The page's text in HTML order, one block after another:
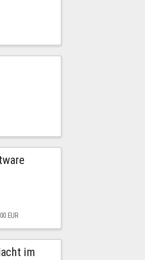
EUR
im